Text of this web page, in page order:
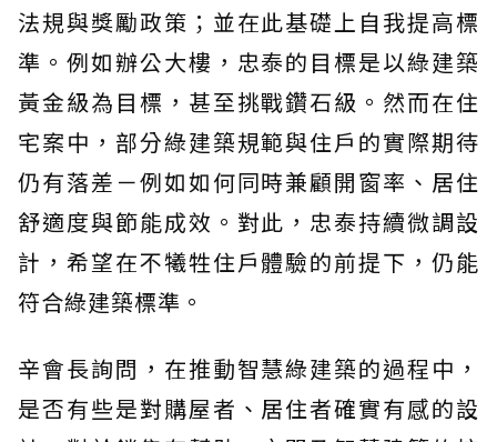
法規與獎勵政策；並在此基礎上自我提高標
準。例如辦公大樓，忠泰的目標是以綠建築
黃金級為目標，甚至挑戰鑽石級。然而在住
宅案中，部分綠建築規範與住戶的實際期待
仍有落差－例如如何同時兼顧開窗率、居住
舒適度與節能成效。對此，忠泰持續微調設
計，希望在不犧牲住戶體驗的前提下，仍能
符合綠建築標準。
辛會長詢問，在推動智慧綠建築的過程中，
是否有些是對購屋者、居住者確實有感的設